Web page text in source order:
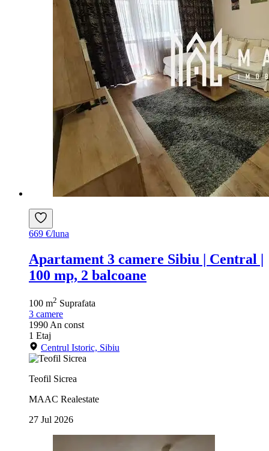
669 €/luna
Apartament 3 camere Sibiu | Central |
100 mp, 2 balcoane
100 m2 Suprafata
3 camere
1990 An const
1 Etaj
Centrul Istoric, Sibiu
Teofil Sicrea
MAAC Realestate
27 Jul 2026